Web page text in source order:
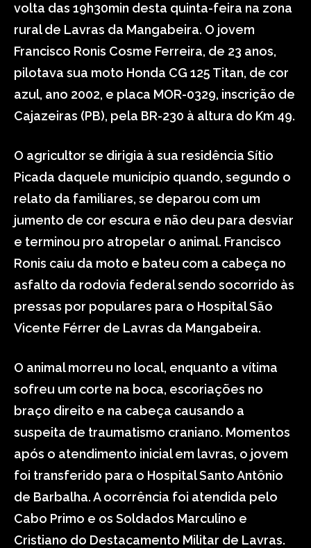
volta das 19h30min desta quinta-feira na zona
rural de Lavras da Mangabeira. O jovem
Francisco Ronis Cosme Ferreira, de 23 anos,
pilotava sua moto Honda CG 125 Titan, de cor
azul, ano 2002, e placa MOR-0329, inscrição de
Cajazeiras (PB), pela BR-230 à altura do Km 49.
O agricultor se dirigia à sua residência Sítio
Picada daquele município quando, segundo o
relato da familiares, se deparou com um
jumento de cor escura e não deu para desviar
e terminou pro atropelar o animal. Francisco
Ronis caiu da moto e bateu com a cabeça no
asfalto da rodovia federal sendo socorrido às
pressas por populares para o Hospital São
Vicente Férrer de Lavras da Mangabeira.
O animal morreu no local, enquanto a vítima
sofreu um corte na boca, escoriações no
braço direito e na cabeça causando a
suspeita de traumatismo craniano. Momentos
após o atendimento inicial em lavras, o jovem
foi transferido para o Hospital Santo Antônio
de Barbalha. A ocorrência foi atendida pelo
Cabo Primo e os Soldados Marculino e
Cristiano do Destacamento Militar de Lavras.